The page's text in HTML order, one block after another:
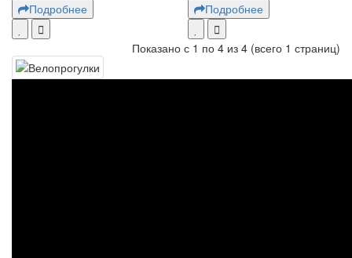
Подробнее
Подробнее
Показано с 1 по 4 из 4 (всего 1 страниц)